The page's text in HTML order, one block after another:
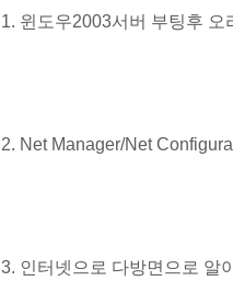
1. 윈도우2003서버 부팅후 오
2. Net Manager/Net
3. 인터넷으로 다방면으로 알